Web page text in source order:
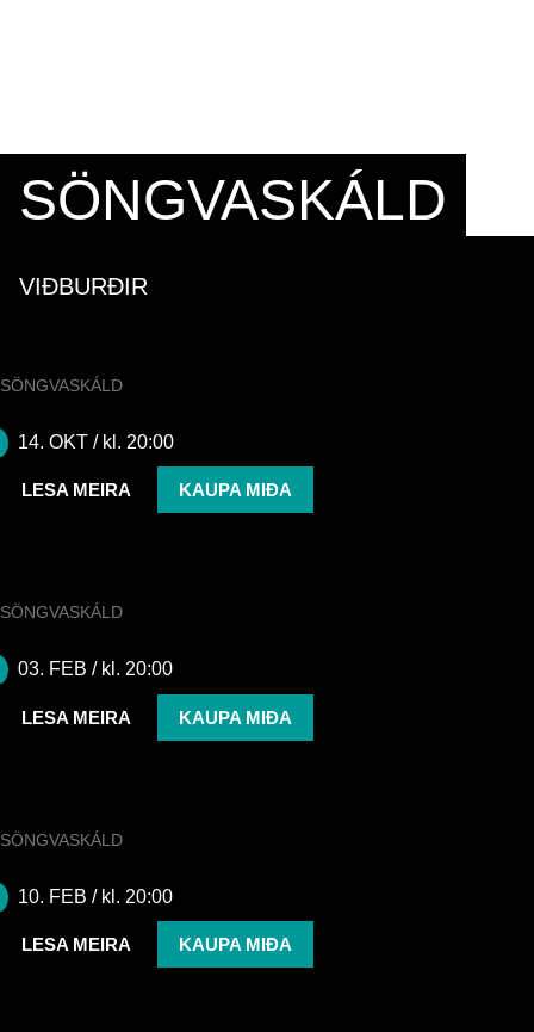
SÖNGVASKÁLD
VIÐBURÐIR
SÖNGVASKÁLD
14. OKT / kl. 20:00
LESA MEIRA KAUPA MIÐA
SÖNGVASKÁLD
03. FEB / kl. 20:00
LESA MEIRA KAUPA MIÐA
SÖNGVASKÁLD
10. FEB / kl. 20:00
LESA MEIRA KAUPA MIÐA